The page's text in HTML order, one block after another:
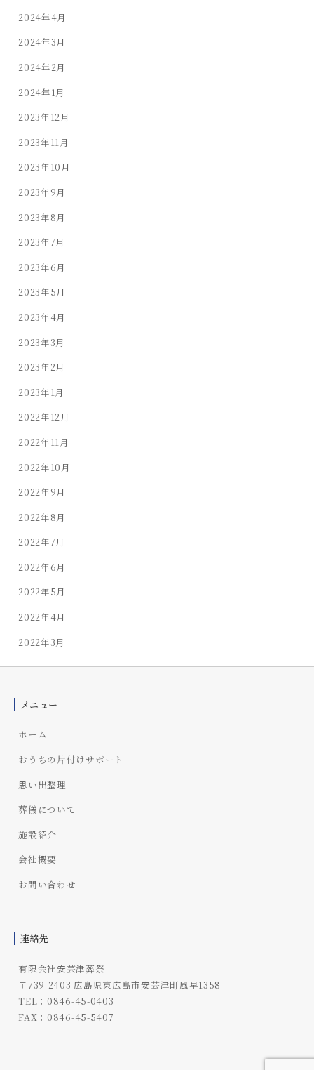
2024年4月
2024年3月
2024年2月
2024年1月
2023年12月
2023年11月
2023年10月
2023年9月
2023年8月
2023年7月
2023年6月
2023年5月
2023年4月
2023年3月
2023年2月
2023年1月
2022年12月
2022年11月
2022年10月
2022年9月
2022年8月
2022年7月
2022年6月
2022年5月
2022年4月
2022年3月
メニュー
ホーム
おうちの片付けサポート
思い出整理
葬儀について
施設紹介
会社概要
お問い合わせ
連絡先
有限会社安芸津葬祭
〒739-2403 広島県東広島市安芸津町風早1358
TEL：0846-45-0403
FAX：0846-45-5407